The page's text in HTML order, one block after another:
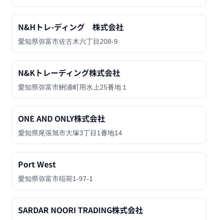
N&Hトレ-ディング 株式会社
愛知県弥富市佐古木六丁目208-9
N&Kトレーディング株式会社
愛知県弥富市鯏浦町用水上25番地１
ONE AND ONLY株式会社
愛知県尾張旭市大塚3丁目1番地14
Port West
愛知県弥富市稲荷1-97-1
SARDAR NOORI TRADING株式会社